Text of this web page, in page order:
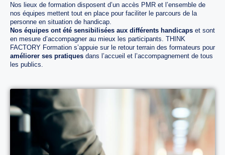
Nos lieux de formation disposent d’un accès PMR et l’ensemble de
nos équipes mettent tout en place pour faciliter le parcours de la
personne en situation de handicap.
Nos équipes ont été sensibilisées aux différents handicaps et sont
en mesure d’accompagner au mieux les participants. THINK
FACTORY Formation s’appuie sur le retour terrain des formateurs pour
améliorer ses pratiques dans l’accueil et l’accompagnement de tous
les publics.